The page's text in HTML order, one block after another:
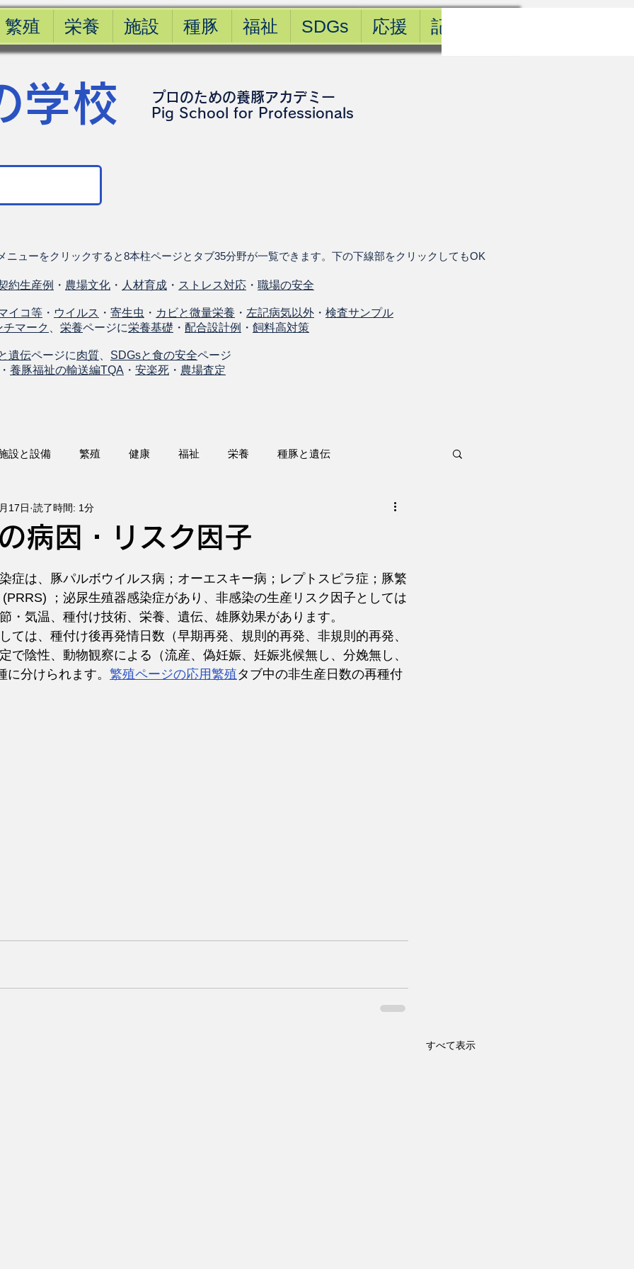
繁殖 栄養 施設 種豚 福祉 SDGs 応援 記事一覧
学校
プロのための養豚アカデミー
​Pig School for Professionals
ニューをクリックすると8本柱ページとタブ35分野が一覧できます。下の下線部をクリックしてもOK
約生産例 ・ 農場文化 ・ 人材育成 ・ ストレス対応 ・ 職場の安全
イコ等 ・ ウイルス ・ 寄生虫 ・ カビと微量栄養 ・ 左記病気以外 ・ 検査サンプル
チマーク
栄養ページに栄養基礎 ・ 配合設計例 ・ 飼料高対策
遺伝ページに肉質 SDGsと食の安全ページ
養豚福祉の輸送編TQA ・ 安楽死 ・ 農場査定
設と設備 繁殖 健康 福祉 栄養 種豚と遺伝
病因・リスク因子
17日 読了時間: 1分
は、豚パルボウイルス病；オーエスキー病；レプトスピラ症；豚繁
；泌尿生殖器感染症があり、非感染の生産リスク因子としては
・気温、種付け技術、栄養、遺伝、雄豚効果があります。
は、種付け後再発情日数（早期再発、規則的再発、非規則的再発、
で陰性、動物観察による（流産、偽妊娠、妊娠兆候無し、分娩無し、
分けられます。 繁殖ページの応用繁殖タブ中の非生産日数の再種付
すべて表示